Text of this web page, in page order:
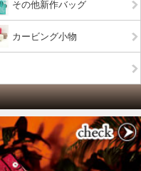
その他新作バッグ
カービング小物